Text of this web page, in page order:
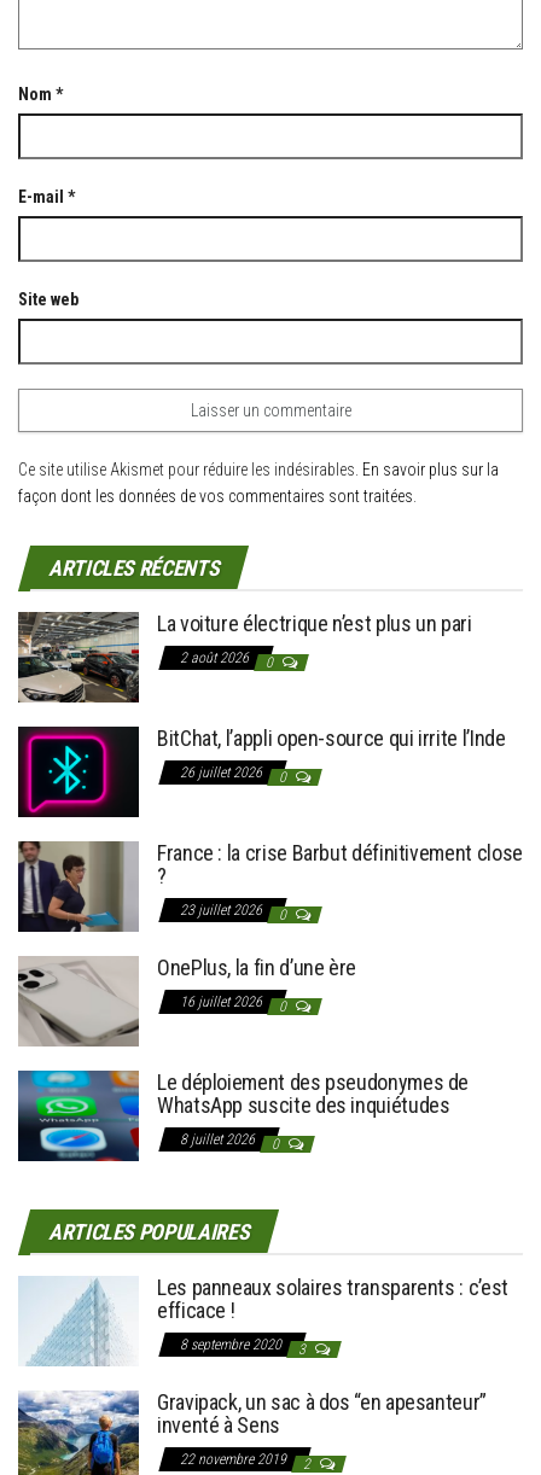
Nom *
E-mail *
Site web
Ce site utilise Akismet pour réduire les indésirables. En savoir plus sur la
façon dont les données de vos commentaires sont traitées.
ARTICLES RÉCENTS
La voiture électrique n’est plus un pari
2 août 2026 0
BitChat, l’appli open-source qui irrite l’Inde
26 juillet 2026 0
France : la crise Barbut définitivement close
?
23 juillet 2026 0
OnePlus, la fin d’une ère
16 juillet 2026 0
Le déploiement des pseudonymes de
WhatsApp suscite des inquiétudes
8 juillet 2026 0
ARTICLES POPULAIRES
Les panneaux solaires transparents : c’est
efficace !
8 septembre 2020 3
Gravipack, un sac à dos “en apesanteur”
inventé à Sens
22 novembre 2019 2